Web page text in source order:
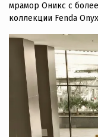
мрамор Оникс с
коллекции Fenda